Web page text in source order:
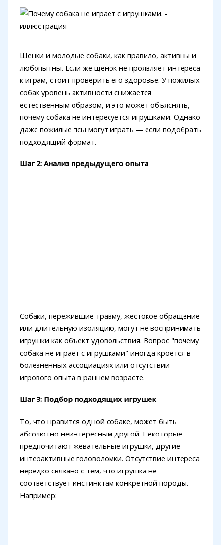
Щенки и молодые собаки, как правило, активны и
любопытны. Если же щенок не проявляет интереса
к играм, стоит проверить его здоровье. У пожилых
собак уровень активности снижается
естественным образом, и это может объяснять,
почему собака не интересуется игрушками. Однако
даже пожилые псы могут играть — если подобрать
подходящий формат.
Шаг 2: Анализ предыдущего опыта
Собаки, пережившие травму, жестокое обращение
или длительную изоляцию, могут не воспринимать
игрушки как объект удовольствия. Вопрос "почему
собака не играет с игрушками" иногда кроется в
болезненных ассоциациях или отсутствии
игрового опыта в раннем возрасте.
Шаг 3: Подбор подходящих игрушек
То, что нравится одной собаке, может быть
абсолютно неинтересным другой. Некоторые
предпочитают жевательные игрушки, другие —
интерактивные головоломки. Отсутствие интереса
нередко связано с тем, что игрушка не
соответствует инстинктам конкретной породы.
Например: